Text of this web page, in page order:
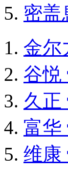
密盖
金尔
谷悦
久正
富华
维康